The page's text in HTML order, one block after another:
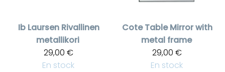
Ib Laursen Rivallinen
metallikori
29,00 €
En stock
Cote Table Mirror with
metal frame
29,00 €
En stock